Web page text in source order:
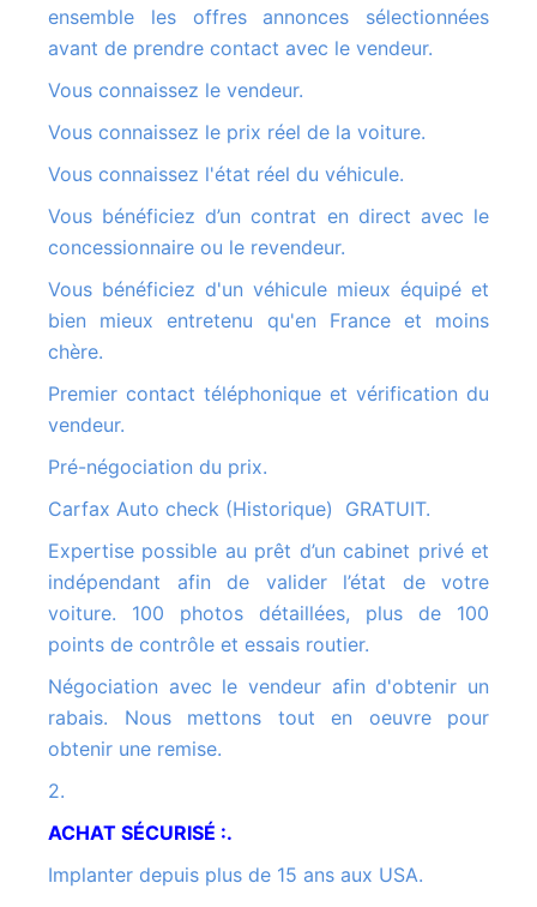
ensemble les offres annonces sélectionnées
avant de prendre contact avec le vendeur.
Vous connaissez le vendeur.
Vous connaissez le prix réel de la voiture.
Vous connaissez l'état réel du véhicule.
Vous bénéficiez d’un contrat en direct avec le
concessionnaire ou le revendeur.
Vous bénéficiez d'un véhicule mieux équipé et
bien mieux entretenu qu'en France et moins
chère.
Premier contact téléphonique et vérification du
vendeur.
Pré-négociation du prix.
Carfax Auto check (Historique) GRATUIT.
Expertise possible au prêt d’un cabinet privé et
indépendant afin de valider l’état de votre
voiture. 100 photos détaillées, plus de 100
points de contrôle et essais routier.
Négociation avec le vendeur afin d'obtenir un
rabais. Nous mettons tout en oeuvre pour
obtenir une remise.
2.
ACHAT SÉCURISÉ :.
Implanter depuis plus de 15 ans aux USA.